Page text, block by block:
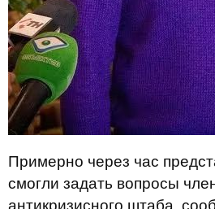
Примерно через час
смогли задать вопросы
антикризисного штаба,